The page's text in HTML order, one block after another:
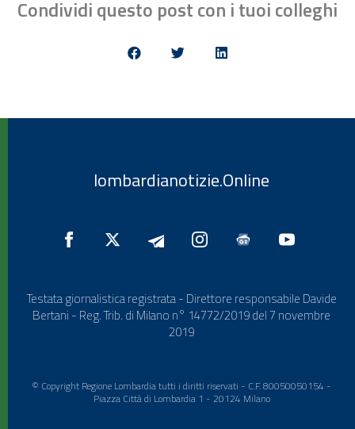
Condividi questo post con i tuoi colleghi
lombardianotizie.Online
Testata giornalistica registrata - Direttore responsabile Davide
Bertani - Reg. Trib. di Milano n° 14772/2019 del 7 novembre
2019
© Copyright Regione Lombardia tutti i diritti riservati - C.F. 80050050154 -
Piazza Città di Lombardia 1 - 20124 Milano